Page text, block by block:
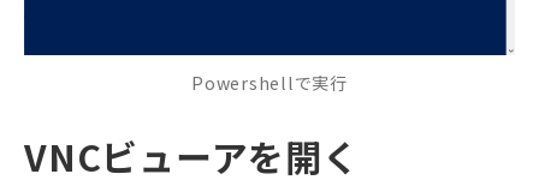
Powershellで実行
VNCビューアを開く